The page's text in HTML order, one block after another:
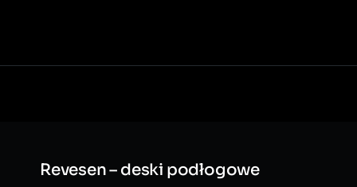
Revesen – deski podłogowe